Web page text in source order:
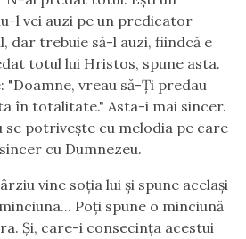
l vei auzi pe un predicator
dar trebuie să-l auzi, fiindcă e
totul lui Hristos, spune asta.
"Doamne, vreau să-Ţi predau
în totalitate." Asta-i mai sincer.
se potriveşte cu melodia pe care
cu Dumnezeu.
ârziu vine soţia lui şi spune acelaşi
Poţi spune o minciună
Şi, care-i consecinţa acestui